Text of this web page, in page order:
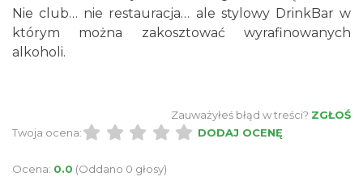
Nie club… nie restauracja… ale stylowy DrinkBar w
którym można zakosztować wyrafinowanych
alkoholi.
Zauważyłeś błąd w treści? ZGŁOŚ
Twoja ocena:
DODAJ OCENĘ
Ocena: 0.0 (Oddano 0 głosy)